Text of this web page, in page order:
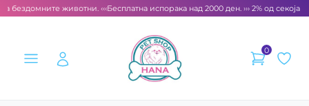
бездомните животни. ‹‹‹ Бесплатна испорака над 2000 ден. ››› 2% од секоја
0